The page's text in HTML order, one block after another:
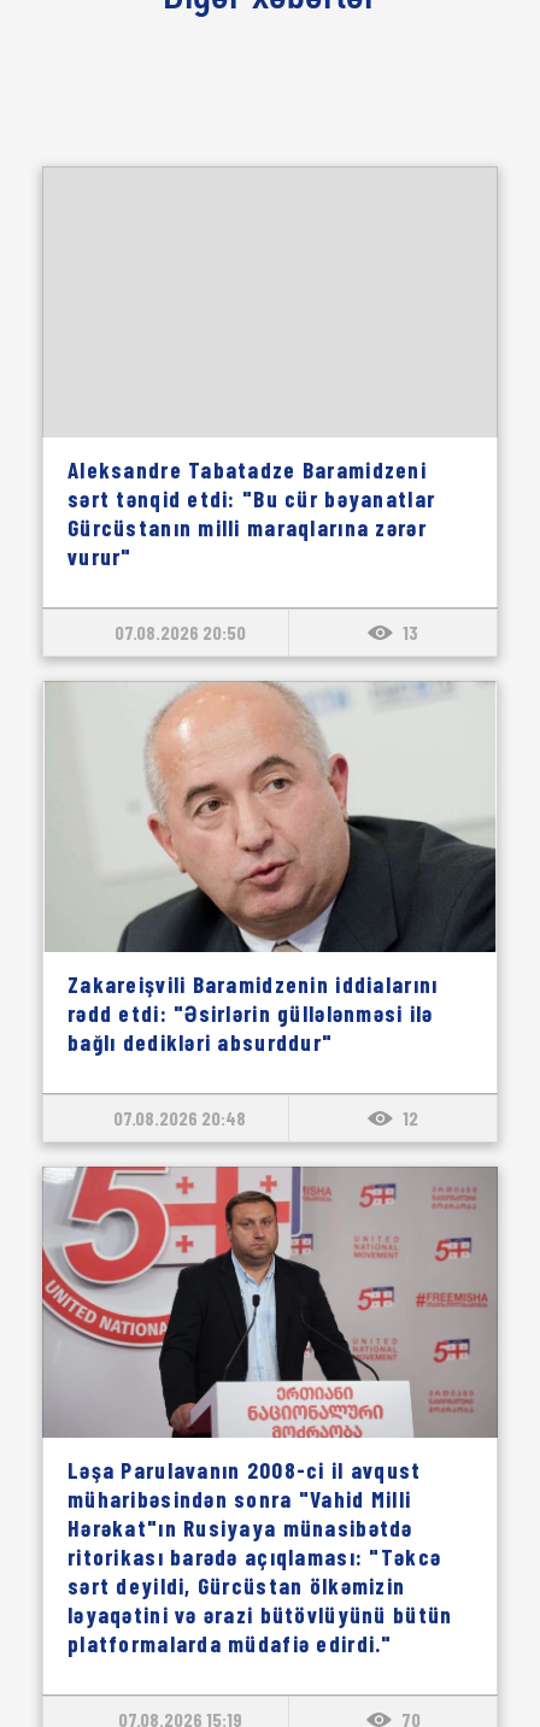
Aleksandre Tabatadze Baramidzeni
sərt tənqid etdi: "Bu cür bəyanatlar
Gürcüstanın milli maraqlarına zərər
vurur"
07.08.2026 20:50 13
Zakareişvili Baramidzenin iddialarını
rədd etdi: "Əsirlərin güllələnməsi ilə
bağlı dedikləri absurddur"
07.08.2026 20:48 12
Ləşa Parulavanın 2008-ci il avqust
müharibəsindən sonra "Vahid Milli
Hərəkat"ın Rusiyaya münasibətdə
ritorikası barədə açıqlaması: "Təkcə
sərt deyildi, Gürcüstan ölkəmizin
ləyaqətini və ərazi bütövlüyünü bütün
platformalarda müdafiə edirdi."
07.08.2026 15:19 70